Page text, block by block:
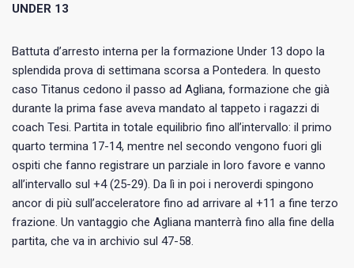
UNDER 13
Battuta d’arresto interna per la formazione Under 13 dopo la
splendida prova di settimana scorsa a Pontedera. In questo
caso Titanus cedono il passo ad Agliana, formazione che già
durante la prima fase aveva mandato al tappeto i ragazzi di
coach Tesi. Partita in totale equilibrio fino all’intervallo: il primo
quarto termina 17-14, mentre nel secondo vengono fuori gli
ospiti che fanno registrare un parziale in loro favore e vanno
all’intervallo sul +4 (25-29). Da lì in poi i neroverdi spingono
ancor di più sull’acceleratore fino ad arrivare al +11 a fine terzo
frazione. Un vantaggio che Agliana manterrà fino alla fine della
partita, che va in archivio sul 47-58.